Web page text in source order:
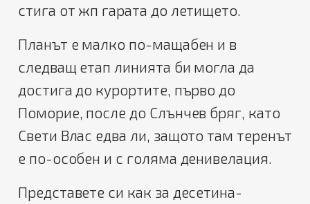
стига от жп гарата до летището.
Планът е малко по-мащабен и в
следващ етап линията би могла да
достига до курортите, първо до
Поморие, после до Слънчев бряг, като
Свети Влас едва ли, защото там теренът
е по-особен и с голяма денивелация.
Представете си как за десетина-